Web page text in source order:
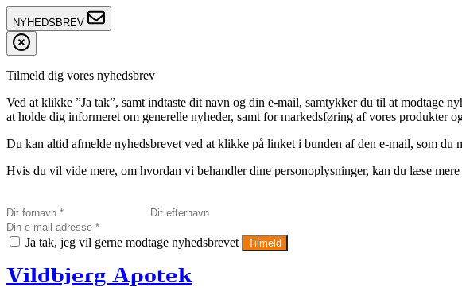
NYHEDSBREV
Tilmeld dig vores nyhedsbrev
Ved at klikke ”Ja tak”, samt indtaste dit navn og din e-mail, samtykker du til at modtage
at holde dig informeret om generelle nyheder, samt for markedsføring af vores produkter
Du kan altid afmelde nyhedsbrevet ved at klikke på linket i bunden af den e-mail, som du
Hvis du vil vide mere, om hvordan vi behandler dine personoplysninger, kan du læse
Ja tak, jeg vil gerne modtage nyhedsbrevet Tilmeld
Vildbjerg Apotek